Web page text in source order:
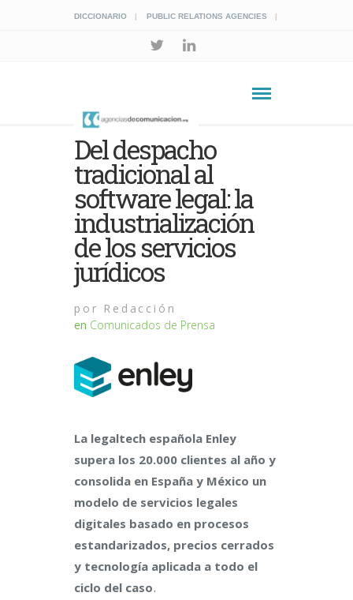
DICCIONARIO PUBLIC RELATIONS AGENCIES
Del despacho
tradicional al
software legal: la
industrialización
de los servicios
jurídicos
por Redacción
en Comunicados de Prensa
La legaltech española Enley
supera los 20.000 clientes al año y
consolida en España y México un
modelo de servicios legales
digitales basado en procesos
estandarizados, precios cerrados
y tecnología aplicada a todo el
ciclo del caso.